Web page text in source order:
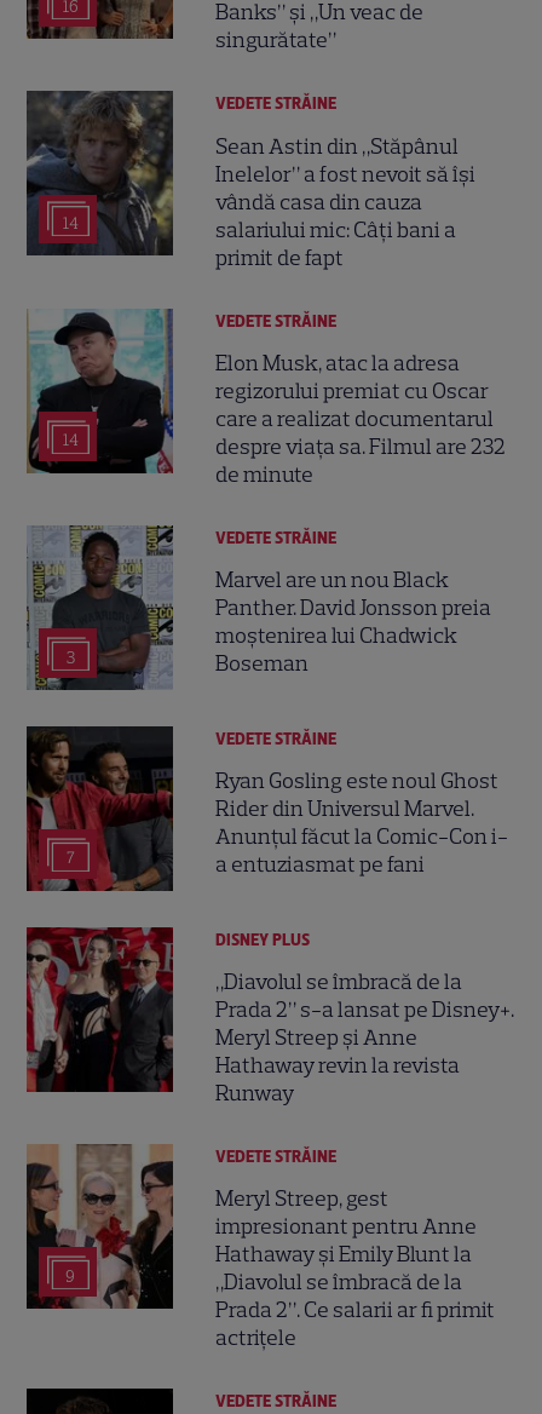
16
Banks” și „Un veac de
singurătate”
14
VEDETE STRĂINE
Sean Astin din „Stăpânul
Inelelor” a fost nevoit să își
vândă casa din cauza
salariului mic: Câți bani a
primit de fapt
14
VEDETE STRĂINE
Elon Musk, atac la adresa
regizorului premiat cu Oscar
care a realizat documentarul
despre viața sa. Filmul are 232
de minute
3
VEDETE STRĂINE
Marvel are un nou Black
Panther. David Jonsson preia
moștenirea lui Chadwick
Boseman
7
VEDETE STRĂINE
Ryan Gosling este noul Ghost
Rider din Universul Marvel.
Anunțul făcut la Comic-Con i-
a entuziasmat pe fani
DISNEY PLUS
„Diavolul se îmbracă de la
Prada 2” s-a lansat pe Disney+.
Meryl Streep și Anne
Hathaway revin la revista
Runway
9
VEDETE STRĂINE
Meryl Streep, gest
impresionant pentru Anne
Hathaway și Emily Blunt la
„Diavolul se îmbracă de la
Prada 2”. Ce salarii ar fi primit
actrițele
VEDETE STRĂINE